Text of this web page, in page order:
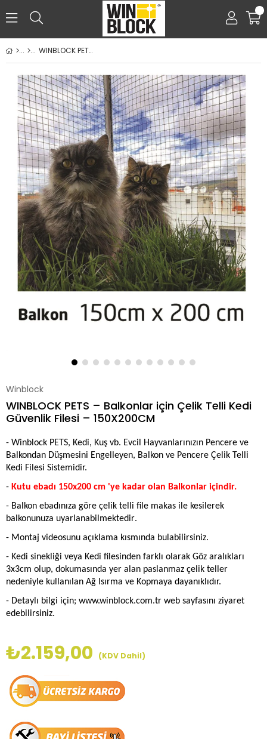
0
WINBLOCK PETS – Balkonlar için Çelik Telli Kedi Güvenlik Filesi – 150X200CM
Winblock
WINBLOCK PETS – Balkonlar için Çelik Telli Kedi
Güvenlik Filesi – 150X200CM
- Winblock PETS, Kedi, Kuş vb. Evcil Hayvanlarınızın Pencere ve
Balkondan Düşmesini Engelleyen, Balkon ve Pencere Çelik Telli
Kedi Filesi Sistemidir.
- Kutu ebadı 150x200 cm 'ye kadar olan Balkonlar içindir.
- Balkon ebadınıza göre çelik telli file makas ile kesilerek
balkonunuza uyarlanabilmektedir.
- Montaj videosunu açıklama kısmında bulabilirsiniz.
- Kedi sinekliği veya Kedi filesinden farklı olarak Göz aralıkları
3x3cm olup, dokumasında yer alan paslanmaz çelik teller
nedeniyle kullanılan Ağ Isırma ve Kopmaya dayanıklıdır.
- Detaylı bilgi için; www.winblock.com.tr web sayfasını ziyaret
edebilirsiniz.
₺2.159,00 (KDV Dahil)